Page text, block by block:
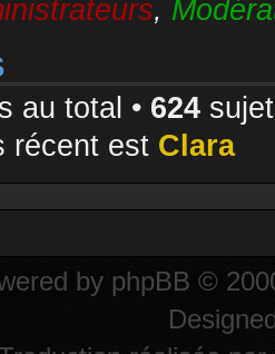
,
au total • 624
récent est Clara
by phpBB ©